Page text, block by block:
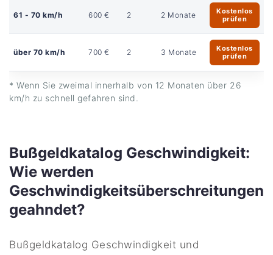
61 - 70 km/h 600 € 2 2 Monate
Kostenlos
prüfen
über 70 km/h 700 € 2 3 Monate
Kostenlos
prüfen
* Wenn Sie zweimal innerhalb von 12 Monaten über 26
km/h zu schnell gefahren sind.
Bußgeldkatalog Geschwindigkeit:
Wie werden
Geschwindigkeitsüberschreitungen
geahndet?
Bußgeldkatalog Geschwindigkeit und